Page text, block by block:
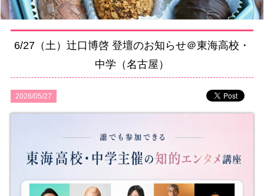
6/27（土）辻口博啓 登壇のお知らせ＠東海高校・
中学（名古屋）
2026/05/27